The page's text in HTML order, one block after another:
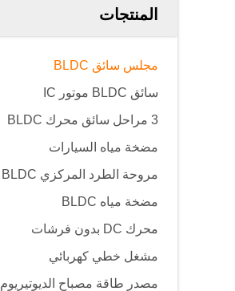
المنتجات
مجلس سائق BLDC
سائق BLDC موتور IC
3 مراحل سائق محرك BLDC
مضخة مياه السيارات
مروحة الطرد المركزي BLDC
مضخة مياه BLDC
محرك DC بدون فرشات
مشغل خطي كهربائي
مصدر طاقة مصباح الديوتيريوم